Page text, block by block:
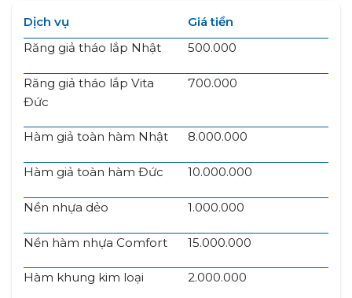
Dịch vụ
Giá tiền
Răng giả tháo lắp Nhật
500.000
Răng giả tháo lắp Vita
Đức
700.000
Hàm giả toàn hàm Nhật 8.000.000
Hàm giả toàn hàm Đức 10.000.000
Nền nhựa dẻo 1.000.000
Nền hàm nhựa Comfort 15.000.000
Hàm khung kim loại 2.000.000